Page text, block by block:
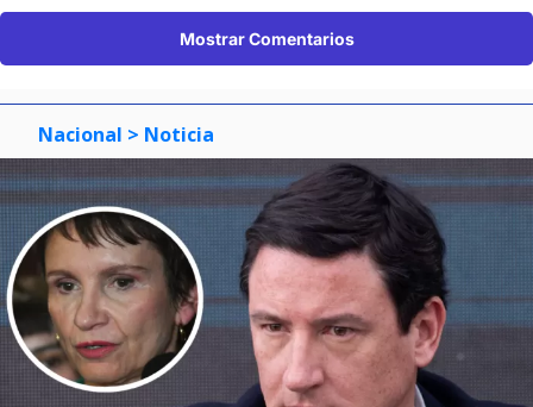
Mostrar Comentarios
Nacional > Noticia